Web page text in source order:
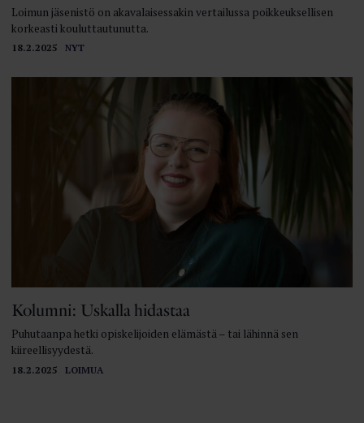
18.2.2025 NYT
Loimun jäsenistö on akavalaisessakin vertailussa poikkeuksellisen
korkeasti kouluttautunutta.
18.2.2025 LOIMUA
Kolumni: Uskalla hidastaa
Puhutaanpa hetki opiskelijoiden elämästä – tai lähinnä sen
kiireellisyydestä.